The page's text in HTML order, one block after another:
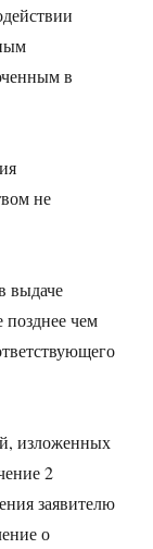
в
не
выдаче
позднее чем
изложенных
2
заявителю
о